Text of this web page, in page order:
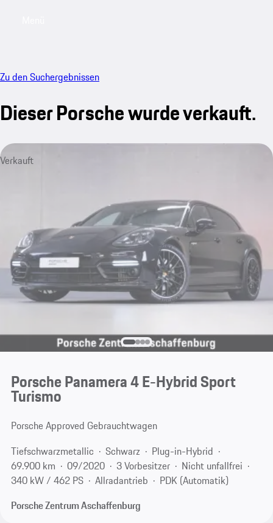
Zu den Suchergebnissen
Dieser Porsche wurde verkauft.
Verkauft
Porsche Panamera 4 E-Hybrid Sport
Turismo
Porsche Approved Gebrauchtwagen
Tiefschwarzmetallic
Schwarz
Plug-in-Hybrid
69.900 km
09/2020 3 Vorbesitzer
Nicht unfallfrei
340 kW / 462 PS
Allradantrieb
PDK (Automatik)
Porsche Zentrum Aschaffenburg